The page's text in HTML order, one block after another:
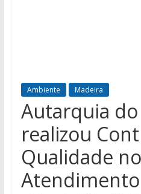
Ambiente Madeira
Autarquia
realizou
Qualidade no
Atendimento